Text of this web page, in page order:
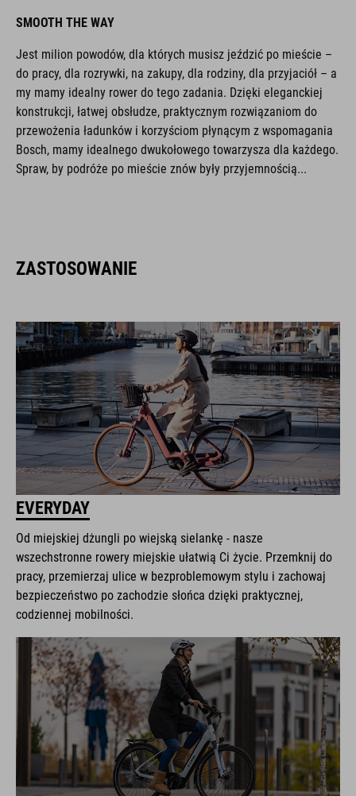
SMOOTH THE WAY
Jest milion powodów, dla których musisz jeździć po mieście –
do pracy, dla rozrywki, na zakupy, dla rodziny, dla przyjaciół – a
my mamy idealny rower do tego zadania. Dzięki eleganckiej
konstrukcji, łatwej obsłudze, praktycznym rozwiązaniom do
przewożenia ładunków i korzyściom płynącym z wspomagania
Bosch, mamy idealnego dwukołowego towarzysza dla każdego.
Spraw, by podróże po mieście znów były przyjemnością...
ZASTOSOWANIE
EVERYDAY
Od miejskiej dżungli po wiejską sielankę - nasze
wszechstronne rowery miejskie ułatwią Ci życie. Przemknij do
pracy, przemierzaj ulice w bezproblemowym stylu i zachowaj
bezpieczeństwo po zachodzie słońca dzięki praktycznej,
codziennej mobilności.